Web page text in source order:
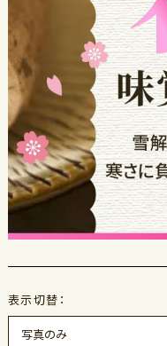
表示切替：